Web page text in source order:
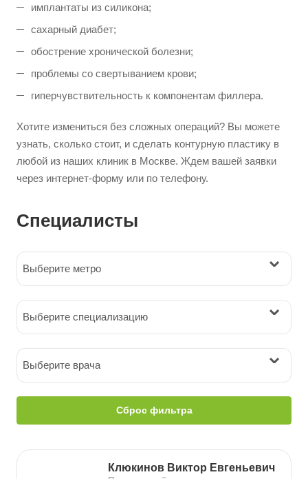
имплантаты из силикона;
сахарный диабет;
обострение хронической болезни;
проблемы со свертыванием крови;
гиперчувствительность к компонентам филлера.
Хотите измениться без сложных операций? Вы можете
узнать, сколько стоит, и сделать контурную пластику в
любой из наших клиник в Москве. Ждем вашей заявки
через интернет-форму или по телефону.
Специалисты
Выберите метро
Выберите специализацию
Выберите врача
Сброс фильтра
Клюкинов Виктор Евгеньевич